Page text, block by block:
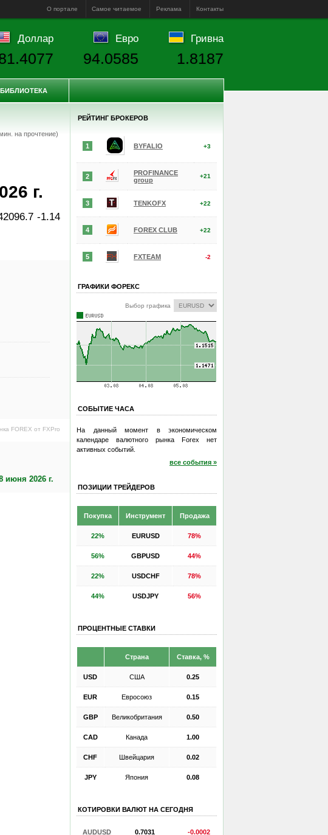
О портале Самое читаемое Реклама Контакты
на прочтение)
г.
-1.14
FOREX от FXPro
июня 2026 г.
РЕЙТИНГ БРОКЕРОВ
1 BYFALIO +3
2
PROFINANCE
group
+21
3 TENKOFX +22
4 FOREX CLUB +22
5 FXTEAM -2
ГРАФИКИ ФОРЕКС
Выбор графика
СОБЫТИЕ ЧАСА
На данный момент в экономическом
календаре валютного рынка Forex нет
активных событий.
все события »
ПОЗИЦИИ ТРЕЙДЕРОВ
Покупка Инструмент Продажа
22% EURUSD 78%
56% GBPUSD 44%
22% USDCHF 78%
44% USDJPY 56%
ПРОЦЕНТНЫЕ СТАВКИ
Страна Ставка, %
USD США 0.25
EUR Евросоюз 0.15
GBP Великобритания 0.50
CAD Канада 1.00
CHF Швейцария 0.02
JPY Япония 0.08
КОТИРОВКИ ВАЛЮТ НА СЕГОДНЯ
AUDUSD 0.7031 -0.0002
Доллар Евро
94.0585
Гривна
1.8187
БИБЛИОТЕКА